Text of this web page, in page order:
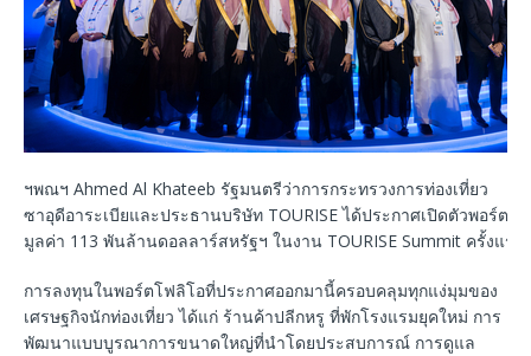
ฯพณฯ Ahmed Al Khateeb รัฐมนตรีว่าการกระทรวงการท่องเที่ยว
ซาอุดีอาระเบียและประธานบริษัท TOURISE ได้ประกาศเปิดตัวพอร์ตก
มูลค่า 113 พันล้านดอลลาร์สหรัฐฯ ในงาน TOURISE Summit ครั้งแรก
การลงทุนในพอร์ตโฟลิโอที่ประกาศออกมานี้ครอบคลุมทุกแง่มุมของ
เศรษฐกิจนักท่องเที่ยว ได้แก่ ร้านค้าปลีกหรู ที่พักโรงแรมยุคใหม่ การ
พัฒนาแบบบูรณาการขนาดใหญ่ที่นำโดยประสบการณ์ การดูแล